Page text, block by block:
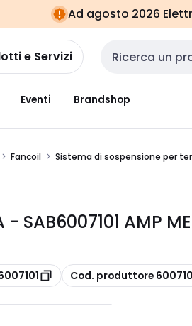
Ad agosto 2026
e Servizi Cerca input
Eventi Brandshop
Fancoil Sistema di sospensione per
- SAB6007101 AMP
copia
Cod. produttore